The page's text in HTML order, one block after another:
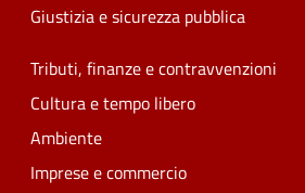
Giustizia e sicurezza pubblica
Tributi, finanze e contravvenzioni
Cultura e tempo libero
Ambiente
Imprese e commercio